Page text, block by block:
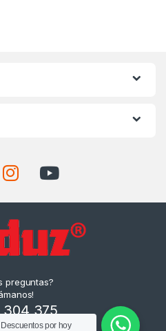
preguntas?
304 375
Descuentos por hoy